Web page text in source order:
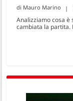
Mauro Marino
Analizziamo cosa è
cambiata la partita.